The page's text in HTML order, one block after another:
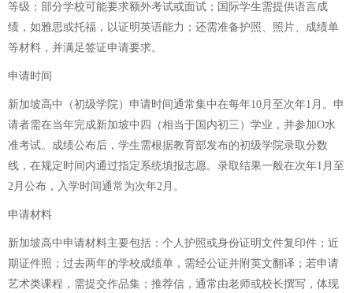
等级；部分学校可能要求额外考试或面试；国际学生需提供语言成
绩，如雅思或托福，以证明英语能力；还需准备护照、照片、成绩单
等材料，并满足签证申请要求。
申请时间
新加坡高中（初级学院）申请时间通常集中在每年10月至次年1月。申
请者需在当年完成新加坡中四（相当于国内初三）学业，并参加O水
准考试。成绩公布后，学生需根据教育部发布的初级学院录取分数
线，在规定时间内通过指定系统填报志愿。录取结果一般在次年1月至
2月公布，入学时间通常为次年2月。
申请材料
新加坡高中申请材料主要包括：个人护照或身份证明文件复印件；近
期证件照；过去两年的学校成绩单，需经公证并附英文翻译；若申请
艺术类课程，需提交作品集；推荐信，通常由老师或校长撰写，体现